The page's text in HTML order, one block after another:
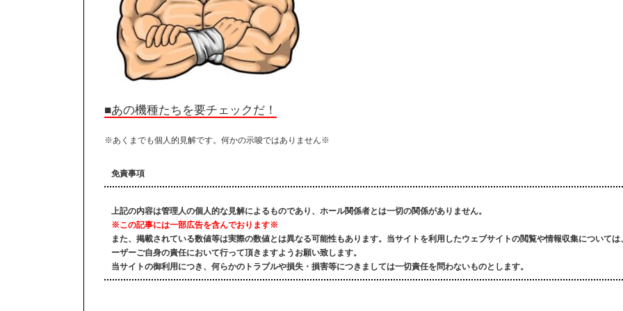
■あの機種たちを要チェックだ！
※あくまでも個人的見解です。何かの示唆ではありません※
免責事項
上記の内容は管理人の個人的な見解によるものであり、ホール関係者とは一切の関係がありません。
※この記事には一部広告を含んでおります※
また、掲載されている数値等は実際の数値とは異なる可能性もあります。 当サイトを利用したウェブサイトの閲覧や情報収集については
ーザーご自身の責任において行って頂きますようお願い致します。
当サイトの御利用につき、何らかのトラブルや損失・損害等につきましては一切責任を問わないものとします。